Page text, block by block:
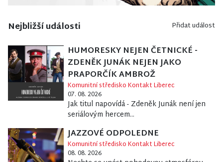
Nejbližší události Přidat událost
HUMORESKY NEJEN ČETNICKÉ -
ZDENĚK JUNÁK NEJEN JAKO
PRAPORČÍK AMBROŽ
Komunitní středisko Kontakt Liberec
07. 08. 2026
Jak titul napovídá - Zdeněk Junák není jen
seriálovým hercem...
JAZZOVÉ ODPOLEDNE
Komunitní středisko Kontakt Liberec
08. 08. 2026